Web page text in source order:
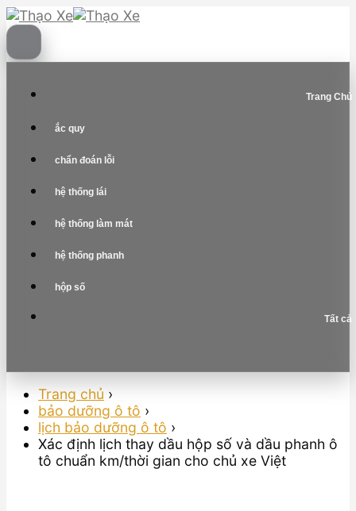
Skip
to
content
Trang Chủ
ắc quy
chẩn đoán lỗi
hệ thống lái
hệ thống làm mát
hệ thống phanh
hộp số
Tất cả
Trang chủ ›
bảo dưỡng ô tô ›
lịch bảo dưỡng ô tô ›
Xác định lịch thay dầu hộp số và dầu phanh ô
tô chuẩn km/thời gian cho chủ xe Việt